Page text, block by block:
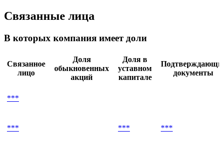
Связанные лица
В которых компания имеет доли
Связанное
лицо
Доля
обыкновенных
акций
Доля в
уставном
капитале
документы
***
*** *** ***